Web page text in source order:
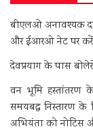
बीएलओ अनावश्यक
और ईआरओ नेट पर
देवप्रयाग के पास
वन भूमि हस्तांतरण
समयबद्ध निस्तारण
अभियंता को